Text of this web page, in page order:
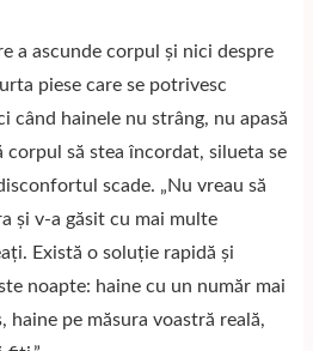
a ascunde corpul și nici despre
piese care se potrivesc
când hainele nu strâng, nu apasă
corpul să stea încordat, silueta se
scade. „Nu vreau să
și v-a găsit cu mai multe
Există o soluție rapidă și
noapte: haine cu un număr mai
haine pe măsura voastră reală,